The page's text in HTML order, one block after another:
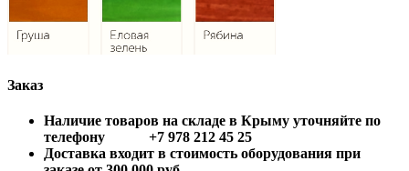
Заказ
Наличие товаров на складе в Крыму уточняйте по
телефону +7 978 212 45 25
Доставка входит в стоимость оборудования при